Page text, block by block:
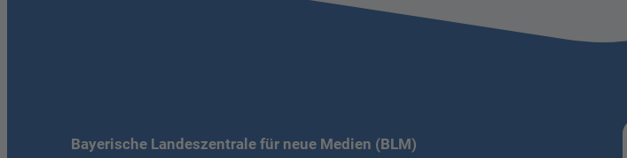
Bayerische Landeszentrale für neue Medien (BLM)